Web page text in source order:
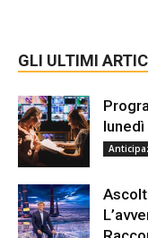
GLI ULTIMI